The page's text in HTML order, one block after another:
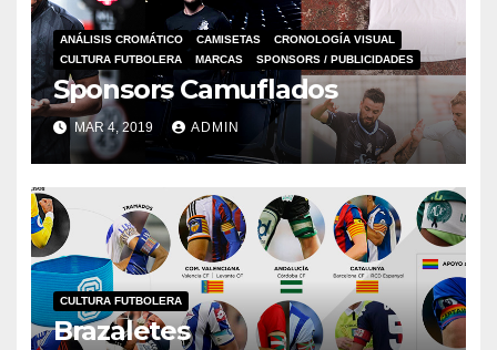
ANÁLISIS CROMÁTICO CAMISETAS
CRONOLOGÍA VISUAL
CULTURA FUTBOLERA
MARCAS SPONSORS / PUBLICIDADES
Sponsors Camuflados
MAR 4, 2019 ADMIN
CULTURA FUTBOLERA
Brazaletes